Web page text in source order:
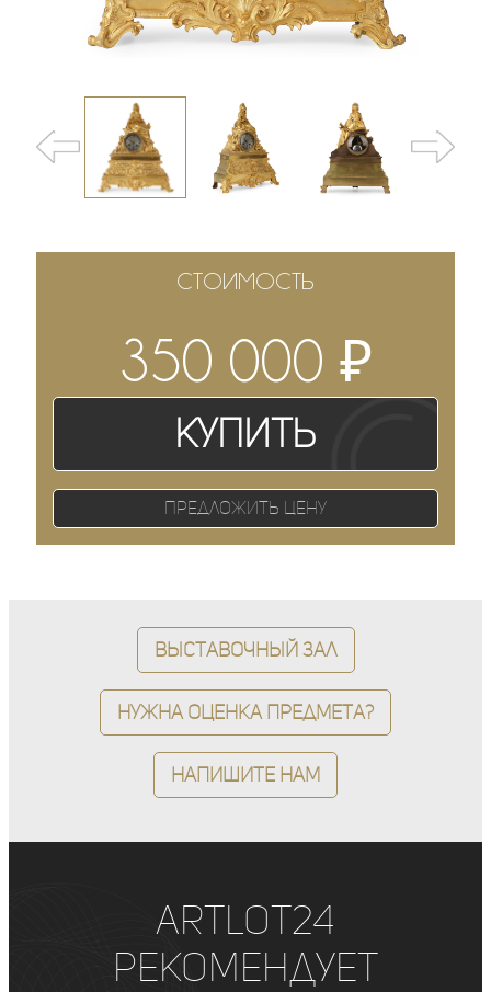
СТОИМОСТЬ
350 000 ₽
Купить
Предложить цену
Выставочный зал
Нужна оценка предмета?
Напишите нам
ArtLot24
рекомендует